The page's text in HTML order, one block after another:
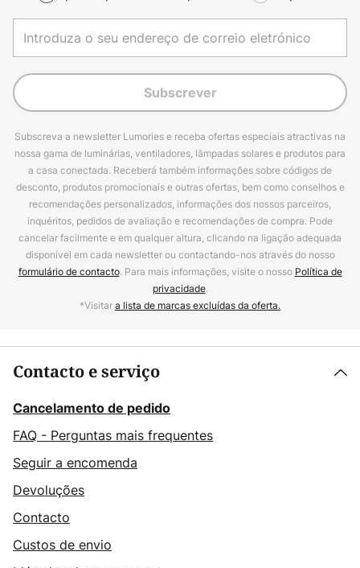
Subscrever
Subscreva a newsletter Lumories e receba ofertas especiais atractivas na
nossa gama de luminárias, ventiladores, lâmpadas solares e produtos para
a casa conectada. Receberá também informações sobre códigos de
desconto, produtos promocionais e outras ofertas, bem como conselhos e
recomendações personalizados, informações dos nossos parceiros,
inquéritos, pedidos de avaliação e recomendações de compra. Pode
cancelar facilmente e em qualquer altura, clicando na ligação adequada
disponível em cada newsletter ou contactando-nos através do nosso
formulário de contacto. Para mais informações, visite o nosso Política de
privacidade.
*Visitara lista de marcas excluídas da oferta.
Contacto e serviço
Cancelamento de pedido
FAQ - Perguntas mais frequentes
Seguir a encomenda
Devoluções
Contacto
Custos de envio